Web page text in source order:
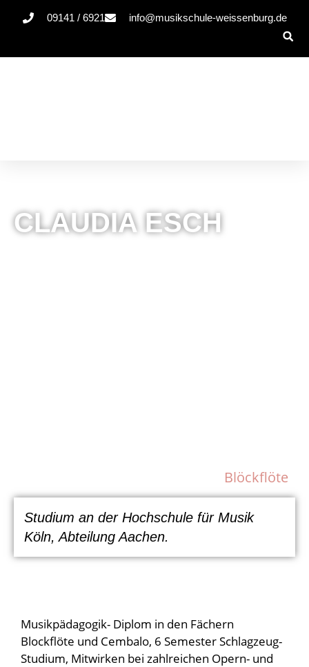
09141 / 6921 info@musikschule-weissenburg.de
CLAUDIA ESCH
Blöckflöte
Studium an der Hochschule für Musik
Köln, Abteilung Aachen.
Musikpädagogik- Diplom in den Fächern
Blockflöte und Cembalo, 6 Semester Schlagzeug-
Studium, Mitwirken bei zahlreichen Opern- und